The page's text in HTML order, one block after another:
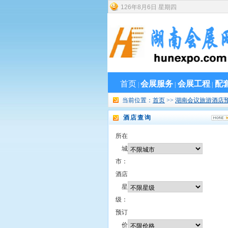
126年8 月 6 日 星期四
首页 会展服务 会展工程 配
当前位置： 首页 >> 湖南会议旅游酒店
酒店查询
所在
城
市：
酒店
星
级：
预订
价